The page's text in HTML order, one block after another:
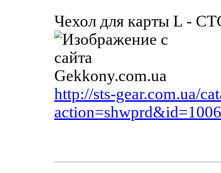
Чехол для карты L -
http://sts-gear.com.ua/
action=shwprd&id=1006